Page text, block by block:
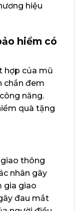
hiệu
hiểm có
hợp của mũ
chắn đem
năng.
quà tặng
thông
nhân gây
gia giao
đau mắt